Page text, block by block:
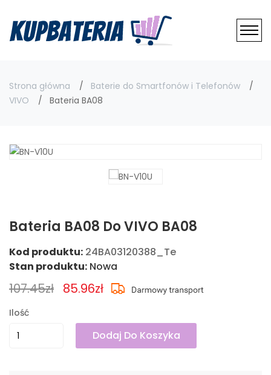
Strona główna
Baterie do Smartfonów i Telefonów
VIVO
Bateria BA08
Bateria BA08 Do VIVO BA08
Kod produktu: 24BA03120388_Te
Stan produktu: Nowa
107.45zł 85.96zł
Ilość
Dodaj Do Koszyka